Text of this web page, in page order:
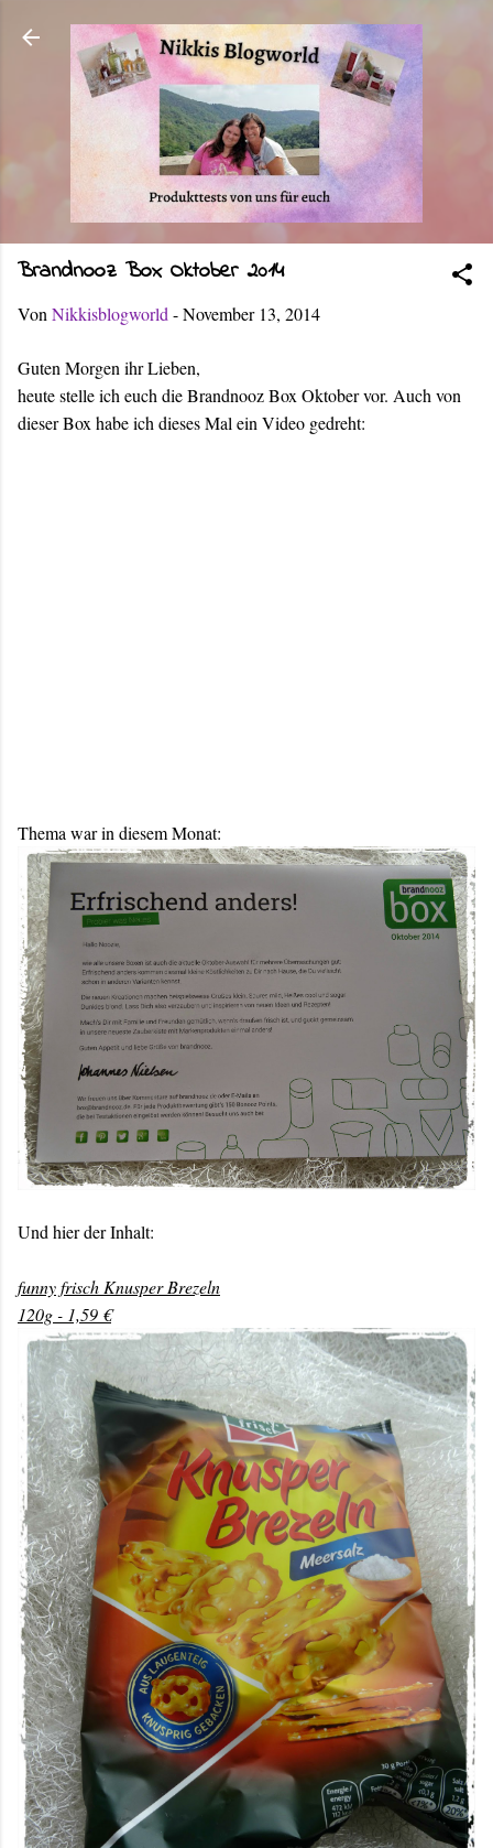
Direkt zum Hauptbereich
Brandnooz Box Oktober 2014
Von Nikkisblogworld -November 13, 2014
Guten Morgen ihr Lieben,
heute stelle ich euch die Brandnooz Box Oktober vor. Auch von
dieser Box habe ich dieses Mal ein Video gedreht:
Thema war in diesem Monat:
Und hier der Inhalt:
funny frisch Knusper Brezeln
120g - 1,59 €